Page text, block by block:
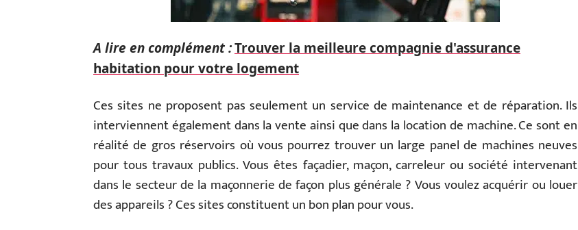
A lire en complément :Trouver la meilleure compagnie d'assurance
habitation pour votre logement
Ces sites ne proposent pas seulement un service de maintenance et de réparation. Ils
interviennent également dans la vente ainsi que dans la location de machine. Ce sont en
réalité de gros réservoirs où vous pourrez trouver un large panel de machines neuves
pour tous travaux publics. Vous êtes façadier, maçon, carreleur ou société intervenant
dans le secteur de la maçonnerie de façon plus générale ? Vous voulez acquérir ou louer
des appareils ? Ces sites constituent un bon plan pour vous.